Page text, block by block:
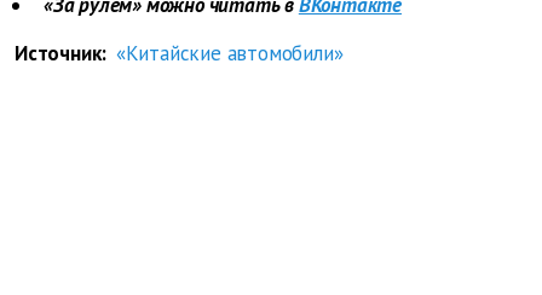
Источник: «Китайские автомобили»